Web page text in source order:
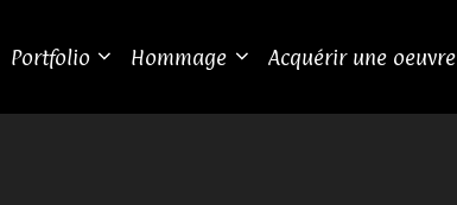
Portfolio Hommage Acquérir une oeuvre